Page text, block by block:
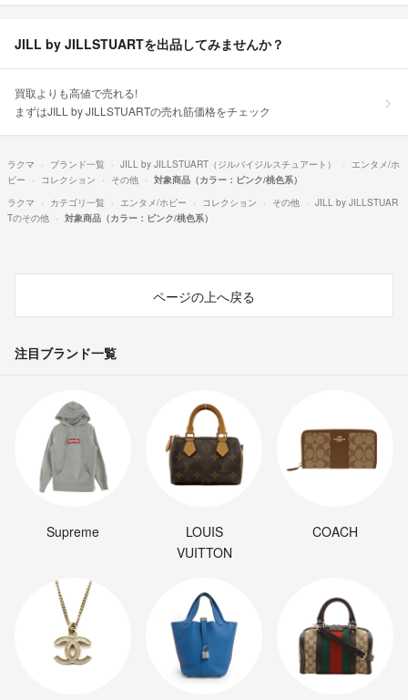
JILL by JILLSTUARTを出品してみませんか？
買取よりも高値で売れる!
まずはJILL by JILLSTUARTの売れ筋価格をチェック
ラクマ ブランド一覧 JILL by JILLSTUART（ジルバイジルスチュアート）
エンタメ/ホ
ビー
コレクション その他
対象商品（カラー：ピンク/桃色系）
ラクマ
カテゴリ一覧 エンタメ/ホビー コレクション その他
JILL by JILLSTUAR
Tのその他
対象商品（カラー：ピンク/桃色系）
ページの上へ戻る
注目ブランド一覧
Supreme
LOUIS
VUITTON
COACH